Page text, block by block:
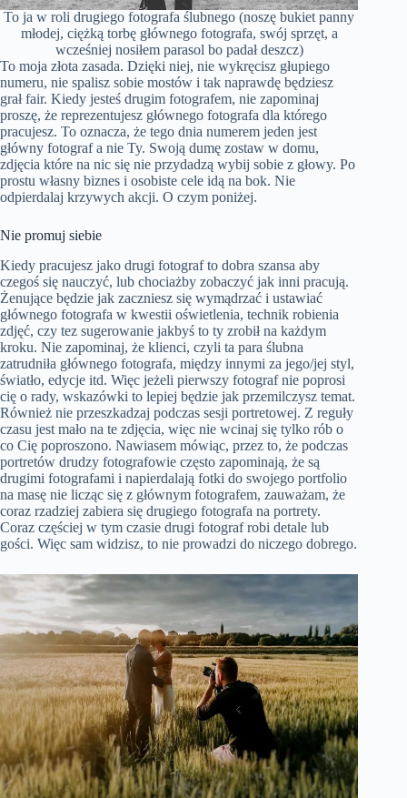
To ja w roli drugiego fotografa ślubnego (noszę bukiet panny
młodej, ciężką torbę głównego fotografa, swój sprzęt, a
wcześniej nosiłem parasol bo padał deszcz)
To moja złota zasada. Dzięki niej, nie wykręcisz głupiego
numeru, nie spalisz sobie mostów i tak naprawdę będziesz
grał fair. Kiedy jesteś drugim fotografem, nie zapominaj
proszę, że reprezentujesz głównego fotografa dla którego
pracujesz. To oznacza, że tego dnia numerem jeden jest
główny fotograf a nie Ty. Swoją dumę zostaw w domu,
zdjęcia które na nic się nie przydadzą wybij sobie z głowy. Po
prostu własny biznes i osobiste cele idą na bok. Nie
odpierdalaj krzywych akcji. O czym poniżej.
Nie promuj siebie
Kiedy pracujesz jako drugi fotograf to dobra szansa aby
czegoś się nauczyć, lub chociażby zobaczyć jak inni pracują.
Żenujące będzie jak zaczniesz się wymądrzać i ustawiać
głównego fotografa w kwestii oświetlenia, technik robienia
zdjęć, czy tez sugerowanie jakbyś to ty zrobił na każdym
kroku. Nie zapominaj, że klienci, czyli ta para ślubna
zatrudniła głównego fotografa, między innymi za jego/jej styl,
światło, edycje itd. Więc jeżeli pierwszy fotograf nie poprosi
cię o rady, wskazówki to lepiej będzie jak przemilczysz temat.
Również nie przeszkadzaj podczas sesji portretowej. Z reguły
czasu jest mało na te zdjęcia, więc nie wcinaj się tylko rób o
co Cię poproszono. Nawiasem mówiąc, przez to, że podczas
portretów drudzy fotografowie często zapominają, że są
drugimi fotografami i napierdalają fotki do swojego portfolio
na masę nie licząc się z głównym fotografem, zauważam, że
coraz rzadziej zabiera się drugiego fotografa na portrety.
Coraz częściej w tym czasie drugi fotograf robi detale lub
gości. Więc sam widzisz, to nie prowadzi do niczego dobrego.